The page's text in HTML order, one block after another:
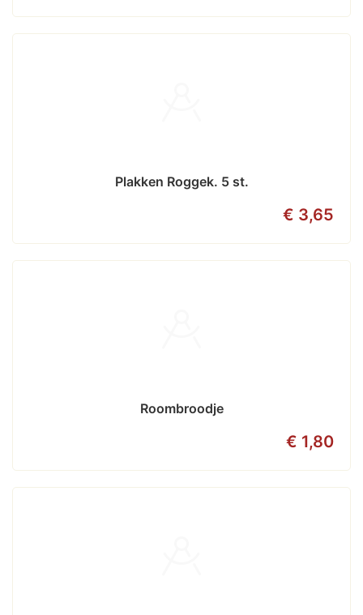
Plakken Roggek. 5 st.
€ 3,65
Roombroodje
€ 1,80